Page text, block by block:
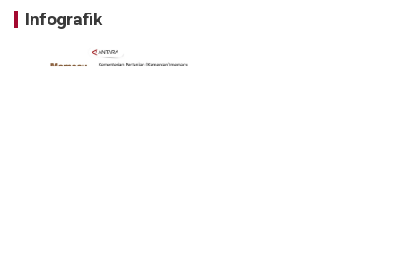
Infografik